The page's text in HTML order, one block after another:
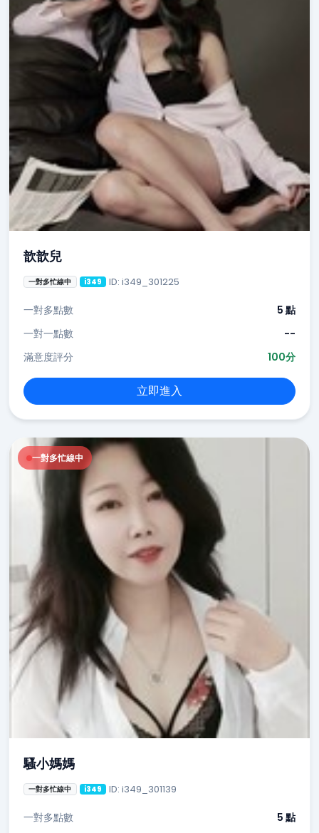
歆歆兒
一對多忙線中 i349 ID: i349_301225
一對多點數
5 點
一對一點數
--
滿意度評分
100分
立即進入
一對多忙線中
騷小媽媽
一對多忙線中 i349 ID: i349_301139
一對多點數 5 點